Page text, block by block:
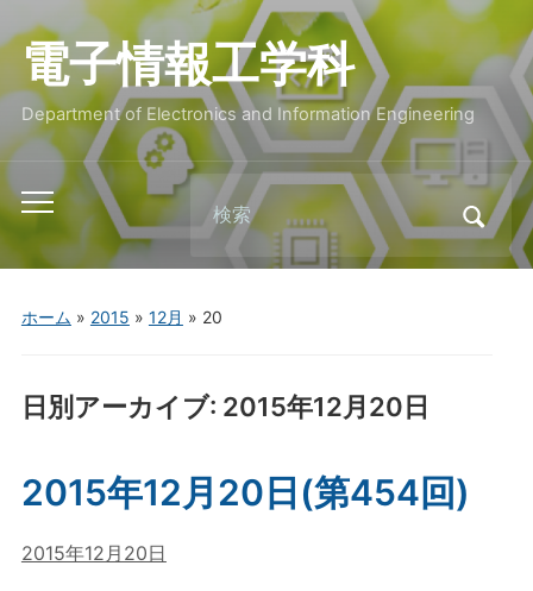
電子情報工学科
Department of Electronics and Information Engineering
Toggle
mobile
menu
Search
for:
ホーム » 2015 » 12月 » 20
日別アーカイブ: 2015年12月20日
2015年12月20日(第454回)
2015年12月20日